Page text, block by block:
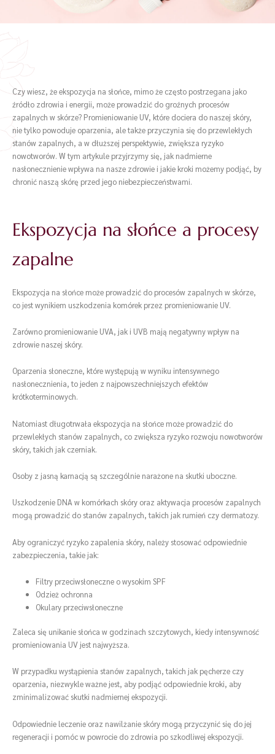
Czy wiesz, że ekspozycja na słońce, mimo że często postrzegana jako
źródło zdrowia i energii, może prowadzić do groźnych procesów
zapalnych w skórze? Promieniowanie UV, które dociera do naszej skóry,
nie tylko powoduje oparzenia, ale także przyczynia się do przewlekłych
stanów zapalnych, a w dłuższej perspektywie, zwiększa ryzyko
nowotworów. W tym artykule przyjrzymy się, jak nadmierne
nasłonecznienie wpływa na nasze zdrowie i jakie kroki możemy podjąć, by
chronić naszą skórę przed jego niebezpieczeństwami.
Ekspozycja na słońce a procesy
zapalne
Ekspozycja na słońce może prowadzić do procesów zapalnych w skórze,
co jest wynikiem uszkodzenia komórek przez promieniowanie UV.
Zarówno promieniowanie UVA, jak i UVB mają negatywny wpływ na
zdrowie naszej skóry.
Oparzenia słoneczne, które występują w wyniku intensywnego
nasłonecznienia, to jeden z najpowszechniejszych efektów
krótkoterminowych.
Natomiast długotrwała ekspozycja na słońce może prowadzić do
przewlekłych stanów zapalnych, co zwiększa ryzyko rozwoju nowotworów
skóry, takich jak czerniak.
Osoby z jasną karnacją są szczególnie narażone na skutki uboczne.
Uszkodzenie DNA w komórkach skóry oraz aktywacja procesów zapalnych
mogą prowadzić do stanów zapalnych, takich jak rumień czy dermatozy.
Aby ograniczyć ryzyko zapalenia skóry, należy stosować odpowiednie
zabezpieczenia, takie jak:
Filtry przeciwsłoneczne o wysokim SPF
Odzież ochronna
Okulary przeciwsłoneczne
Zaleca się unikanie słońca w godzinach szczytowych, kiedy intensywność
promieniowania UV jest najwyższa.
W przypadku wystąpienia stanów zapalnych, takich jak pęcherze czy
oparzenia, niezwykle ważne jest, aby podjąć odpowiednie kroki, aby
zminimalizować skutki nadmiernej ekspozycji.
Odpowiednie leczenie oraz nawilżanie skóry mogą przyczynić się do jej
regeneracji i pomóc w powrocie do zdrowia po szkodliwej ekspozycji.